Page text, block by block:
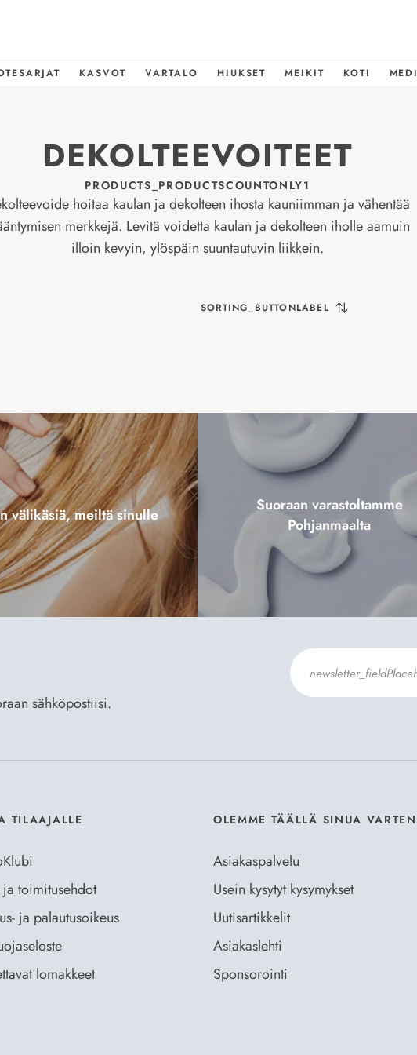
KASVOT VARTALO HIUKSET MEIKIT KOTI MEDI
DEKOLTEEVOITEET
PRODUCTS_PRODUCTSCOUNTONLY1
hoitaa kaulan ja dekolteen ihosta kauniimman ja vähentää
merkkejä. Levitä voidetta kaulan ja dekolteen iholle aamuin
illoin kevyin, ylöspäin suuntautuvin liikkein.
SORTING_BUTTONLABEL
välikäsiä, meiltä sinulle
Suoraan varastoltamme
Pohjanmaalta
sähköpostiisi.
TILAAJALLE
ja toimitusehdot
ja palautusoikeus
lomakkeet
OLEMME TÄÄLLÄ SINUA VARTEN
Asiakaspalvelu
Usein kysytyt kysymykset
Uutisartikkelit
Asiakaslehti
Sponsorointi